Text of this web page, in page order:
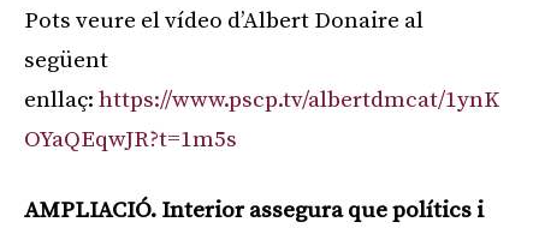
Pots veure el vídeo d’Albert Donaire al
següent
enllaç: https://www.pscp.tv/albertdmcat/1ynK
OYaQEqwJR?t=1m5s
AMPLIACIÓ. Interior assegura que polítics i